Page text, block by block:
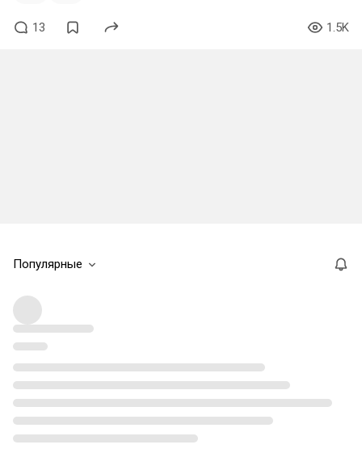
13 1.5K
Популярные